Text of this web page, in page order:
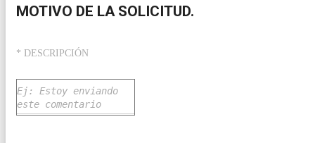
MOTIVO DE LA SOLICITUD.
* DESCRIPCIÓN